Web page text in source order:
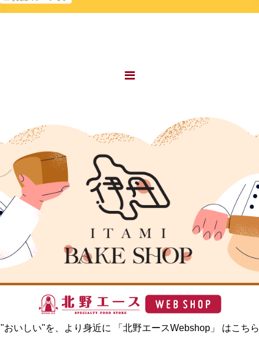
"おいしい"を、より身近に 「北野エースWebshop」 はこちら